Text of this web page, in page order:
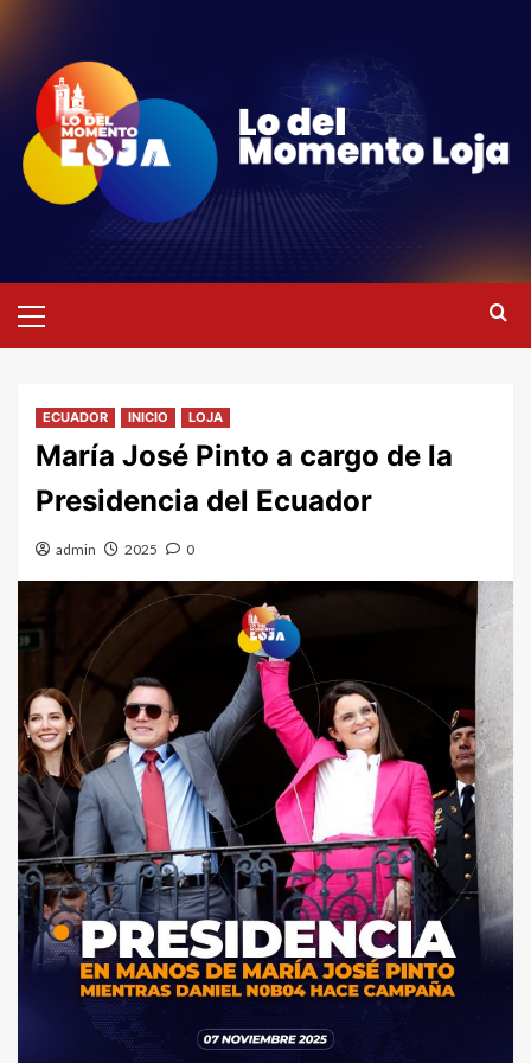
contenido
primario
ECUADOR INICIO LOJA
María José Pinto a cargo de la
Presidencia del Ecuador
admin 2025 0